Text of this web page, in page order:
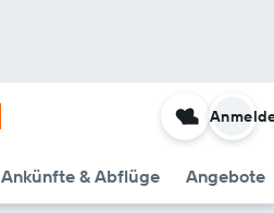
Ankünfte & Abflüge Angebote